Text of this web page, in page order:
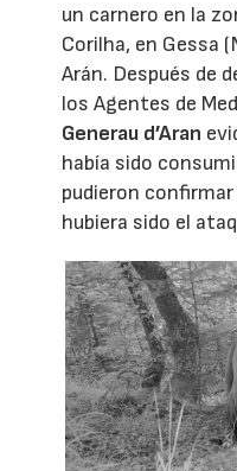
un carnero en la
Corilha, en Gessa
Arán. Después de
los Agentes de
Generau d’Aran
había sido
pudieron
hubiera sido el